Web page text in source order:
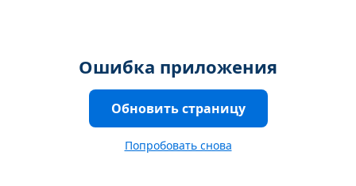
Ошибка приложения
Обновить страницу
Попробовать снова